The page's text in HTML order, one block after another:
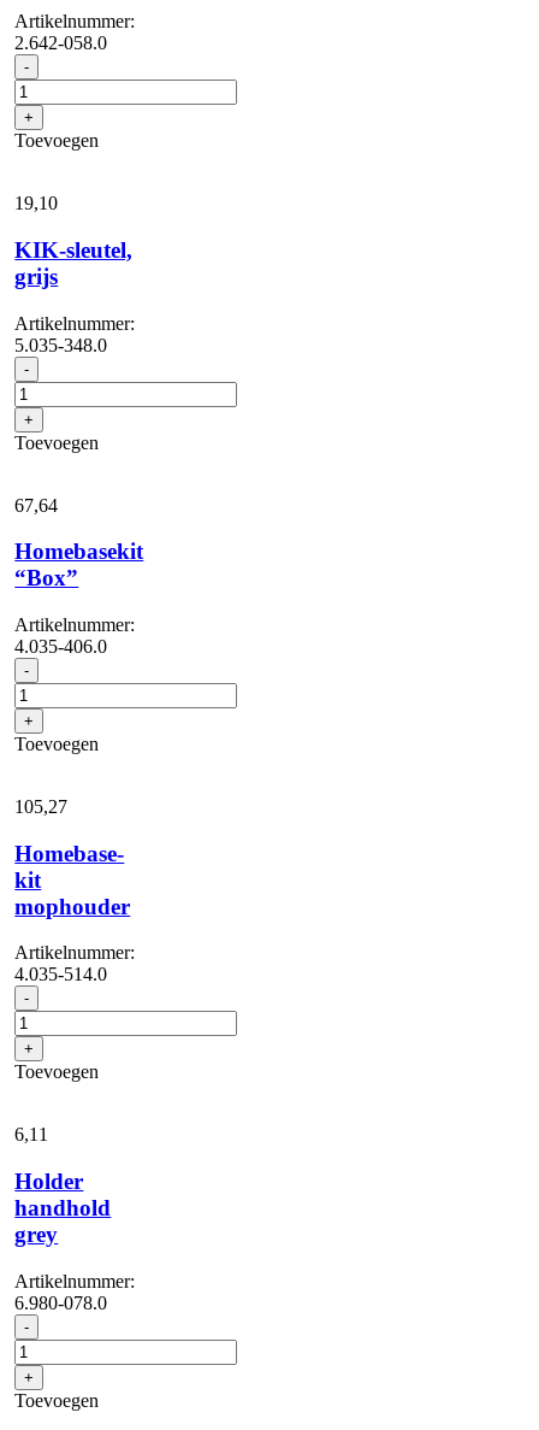
Artikelnummer:
2.642-058.0
- Sproeizuigbevestig...
aantal
+
Toevoegen
19,10
KIK-sleutel,
grijs
Artikelnummer:
5.035-348.0
- KIK-
sleutel,
grijs
aantal
+
Toevoegen
67,64
Homebasekit
“Box”
Artikelnummer:
4.035-406.0
- Homebasekit
"Box"
aantal
+
Toevoegen
105,27
Homebase-
kit
mophouder
Artikelnummer:
4.035-514.0
- Homebase-
kit
mophouder
aantal
+
Toevoegen
6,11
Holder
handhold
grey
Artikelnummer:
6.980-078.0
- Holder
handhold
grey
aantal
+
Toevoegen